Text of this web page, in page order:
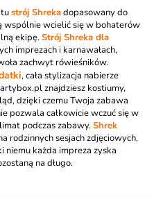
strój Shrekadopasowany do
wspólnie wcielić się w bohaterów
ekipę.Strój Shreka dla
imprezach i karnawałach,
zachwyt rówieśników.
, cała stylizacja nabierze
znajdziesz kostiumy,
dzięki czemu Twoja zabawa
pozwala całkowicie wczuć się w
podczas zabawy.Shrek
rodzinnych sesjach zdjęciowych,
niemu każda impreza zyska
na długo.